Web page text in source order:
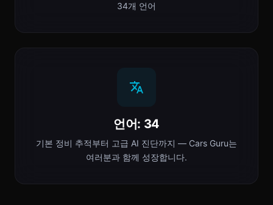
34개 언어
언어: 34
기본 정비 추적부터 고급 AI 진단까지 — Cars Guru는
여러분과 함께 성장합니다.